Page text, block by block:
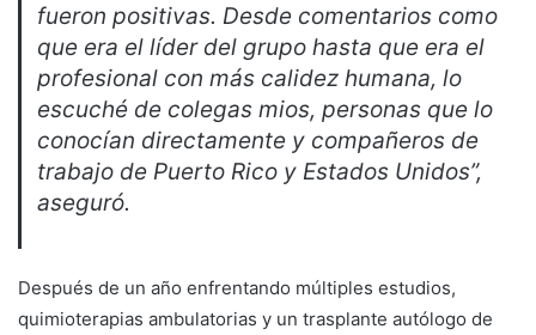
fueron positivas. Desde comentarios como
que era el líder del grupo hasta que era el
profesional con más calidez humana, lo
escuché de colegas mios, personas que lo
conocían directamente y compañeros de
trabajo de Puerto Rico y Estados Unidos”,
aseguró.
Después de un año enfrentando múltiples estudios,
quimioterapias ambulatorias y un trasplante autólogo de